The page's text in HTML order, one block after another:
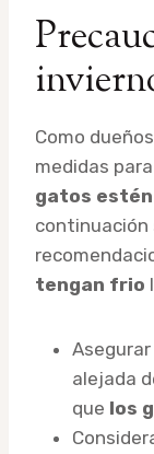
Como
medidas
gatos
continuación
tengan frio
alejada
que los